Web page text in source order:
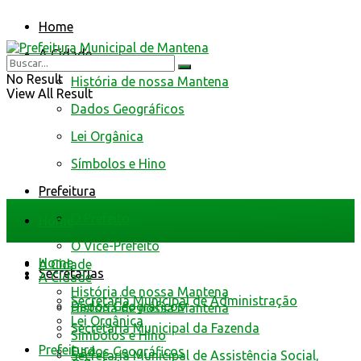
Home
A Cidade
História de nossa Mantena
Dados Geográficos
Lei Orgânica
Símbolos e Hino
Prefeitura
O Vice-Prefeito
Secretarias
Secretaria Municipal de Administração
Secretaria Municipal da Fazenda
Secretaria Municipal de Assistência Social,
No Result
View All Result
Home
A Cidade
História de nossa Mantena
Dados Geográficos
Home
A Cidade
História de nossa Mantena
Dados Geográficos
Lei Orgânica
Símbolos e Hino
Prefeitura